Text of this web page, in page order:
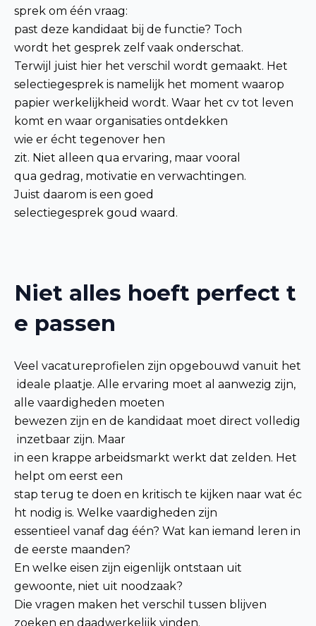
sprek om één vraag:
past deze kandidaat bij de functie? Toch
wordt het gesprek zelf vaak onderschat.
Terwijl juist hier het verschil wordt gemaakt. Het
selectiegesprek is namelijk het moment waarop
papier werkelijkheid wordt. Waar het cv tot leven
komt en waar organisaties ontdekken
wie er écht tegenover hen
zit. Niet alleen qua ervaring, maar vooral
qua gedrag, motivatie en verwachtingen.
Juist daarom is een goed
selectiegesprek goud waard.
Niet alles hoeft perfect t
e passen
Veel vacatureprofielen zijn opgebouwd vanuit het
ideale plaatje. Alle ervaring moet al aanwezig zijn,
alle vaardigheden moeten
bewezen zijn en de kandidaat moet direct volledig
inzetbaar zijn. Maar
in een krappe arbeidsmarkt werkt dat zelden. Het
helpt om eerst een
stap terug te doen en kritisch te kijken naar wat éc
ht nodig is. Welke vaardigheden zijn
essentieel vanaf dag één? Wat kan iemand leren in
de eerste maanden?
En welke eisen zijn eigenlijk ontstaan uit
gewoonte, niet uit noodzaak?
Die vragen maken het verschil tussen blijven
zoeken en daadwerkelijk vinden.